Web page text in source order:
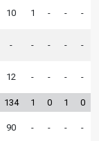
10 1 - - -
- - - - -
12 - - - -
134 1 0 1 0
90 - - - -